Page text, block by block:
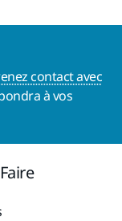
contact avec
à vos